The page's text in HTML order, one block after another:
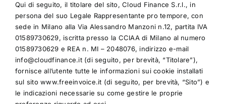
Qui di seguito, il titolare del sito, Cloud Finance S.r.l., in
persona del suo Legale Rappresentante pro tempore, con
sede in Milano alla Via Alessandro Manzoni n.12, partita IVA
01589730629, iscritta presso la CCIAA di Milano al numero
01589730629 e REA n. MI – 2048076, indirizzo e-mail
info@cloudfinance.it (di seguito, per brevità, “Titolare”),
fornisce all’utente tutte le informazioni sui cookie installati
sul sito www.freeinvoice.it (di seguito, per brevità, “Sito”) e
le indicazioni necessarie su come gestire le proprie